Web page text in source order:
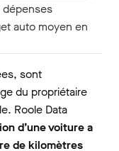
dépenses
auto moyen en
sont
du propriétaire
Roole Data
d’une voiture a
de kilomètres